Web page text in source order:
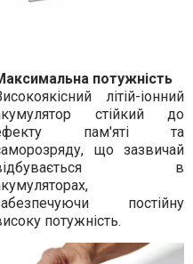
потужність
літій-іонний
стійкий до
пам'яті та
що зазвичай
в
постійну
потужність.